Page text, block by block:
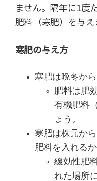
ません。隔年に1度
肥料（寒肥）を与え
寒肥の与え方
寒肥は晩冬か
肥料は肥
有機肥料
ょう。
寒肥は株元か
肥料を入れる
緩効性肥
れた場所